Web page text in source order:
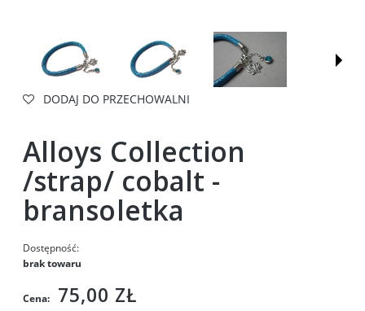
DODAJ DO PRZECHOWALNI
Alloys Collection
/strap/ cobalt -
bransoletka
Dostępność:
brak towaru
Cena: 75,00 ZŁ